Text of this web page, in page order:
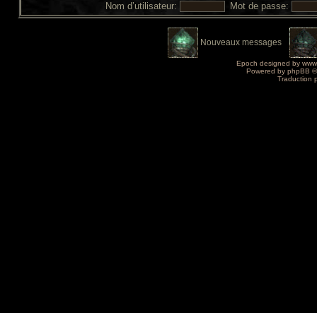
Nom d’utilisateur: Mot de passe:
Nouveaux messages
Epoch designed by
Powered by phpBB
Traduction